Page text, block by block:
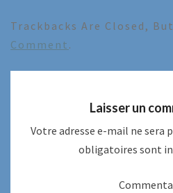
Trackbacks Are Closed, But
Comment .
Laisser un
Votre adresse e-mail ne sera
obligatoires sont